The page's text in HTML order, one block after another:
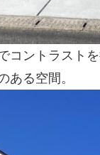
コントラスト
ある空間。